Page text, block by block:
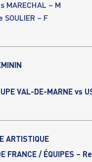
MARECHAL – M
SOULIER– F
VAL-DE-MARNE
ARTISTIQUE
FRANCE / ÉQUIPES –